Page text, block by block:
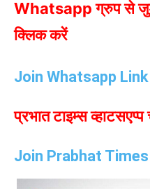
Whatsapp ग्रुप से
क्लिक करें
Join Whatsapp
प्रभात टाइम्स
Join Prabhat